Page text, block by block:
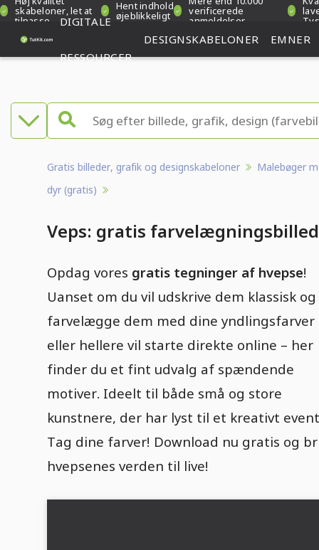
skabeloner, let at
tilpasse
Hent indhold
øjeblikkeligt verificerede
anmeldelser
DIGITALE
RESSOURCER
DESIGNSKABELONER EMNER
Gratis billeder, grafik og designskabeloner
Malebøger
dyr (gratis)
Veps: gratis
Opdag vores gratis tegninger af hvepse!
Uanset om du vil udskrive dem klassisk og
farvelægge dem med dine yndlingsfarver
eller hellere vil starte direkte online – her
finder du et fint udvalg af spændende
motiver. Ideelt til både små og store
kunstnere, der har lyst til et kreativt
Tag dine farver! Download nu gratis og
hvepsenes verden til live!